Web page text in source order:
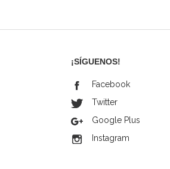
¡SÍGUENOS!
Facebook
Twitter
Google Plus
Instagram